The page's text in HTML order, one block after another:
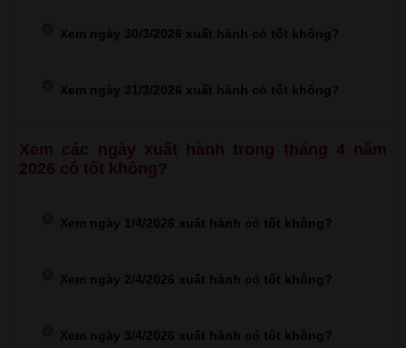
Xem ngày 30/3/2026 xuất hành có tốt không?
Xem ngày 31/3/2026 xuất hành có tốt không?
Xem các ngày xuất hành trong tháng 4 năm
2026 có tốt không?
Xem ngày 1/4/2026 xuất hành có tốt không?
Xem ngày 2/4/2026 xuất hành có tốt không?
Xem ngày 3/4/2026 xuất hành có tốt không?